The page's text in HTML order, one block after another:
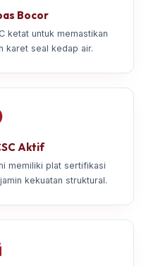
Bocor
ketat untuk memastikan
karet seal kedap air.
Aktif
memiliki plat sertifikasi
kekuatan struktural.